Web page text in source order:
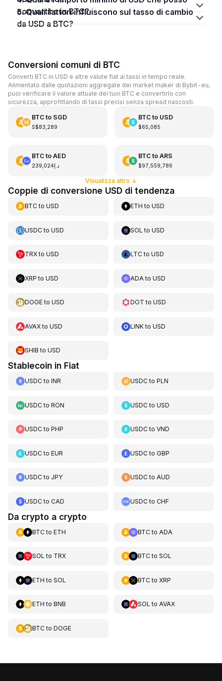
convertire in BTC?
5. Quali fattori influiscono sul tasso di cambio
da USD a BTC?
Conversioni comuni di BTC
Converti BTC in USD e altre valute fiat ai tassi in tempo reale.
Alimentato dalle quotazioni aggregate dei market maker di Bybit-eu,
puoi verificare il valore attuale dei tuoi BTC e convertirlo con
sicurezza, approfittando di tassi precisi senza spread nascosti.
BTCto SGD
S$83,289
BTCto USD
$65,085
BTCto AED
د.إ239,024
BTCto ARS
$97,559,786
Visualizza altro ↓
Coppie di conversione USD di tendenza
BTCto USD ETH toUSD
USDCto USD SOL toUSD
TRXto USD LTCtoUSD
XRP to USD ADA toUSD
DOGEto USD DOT toUSD
AVAXto USD LINKtoUSD
SHIB to USD
Stablecoin in Fiat
USDCto INR USDCtoPLN
USDCto RON USDCtoUSD
USDCto PHP USDCtoVND
USDCto EUR USDCtoGBP
USDCto JPY USDCtoAUD
USDCto CAD USDCtoCHF
Da crypto a crypto
BTCto ETH BTCto ADA
SOL to TRX BTCto SOL
ETH to SOL BTCto XRP
ETH to BNB SOL to AVAX
BTCto DOGE